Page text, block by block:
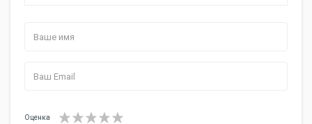
Оценка